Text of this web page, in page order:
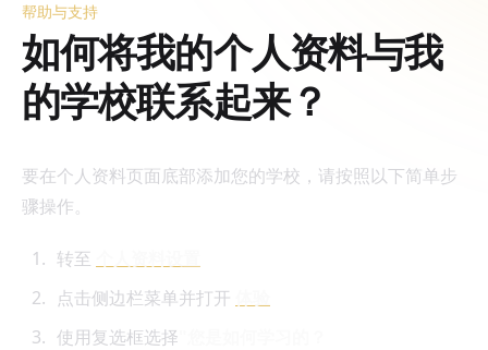
如何将我的个人资料与我的学校联系起来？
帮助与支持
如何将我的个人资料与我
的学校联系起来？
要在个人资料页面底部添加您的学校，请按照以下简单步
骤操作。
转至
点击侧边栏菜单并打开
使用复选框选择